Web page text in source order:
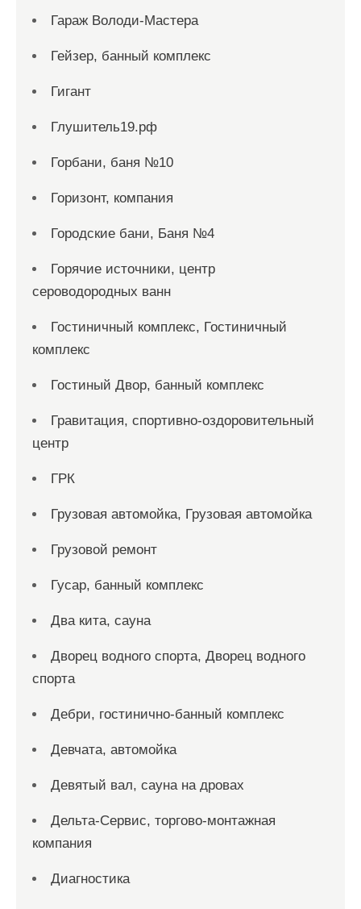
Гараж Володи-Мастера
Гейзер, банный комплекс
Гигант
Глушитель19.рф
Горбани, баня №10
Горизонт, компания
Городские бани, Баня №4
Горячие источники, центр
сероводородных ванн
Гостиничный комплекс, Гостиничный
комплекс
Гостиный Двор, банный комплекс
Гравитация, спортивно-оздоровительный
центр
ГРК
Грузовая автомойка, Грузовая автомойка
Грузовой ремонт
Гусар, банный комплекс
Два кита, сауна
Дворец водного спорта, Дворец водного
спорта
Дебри, гостинично-банный комплекс
Девчата, автомойка
Девятый вал, сауна на дровах
Дельта-Сервис, торгово-монтажная
компания
Диагностика